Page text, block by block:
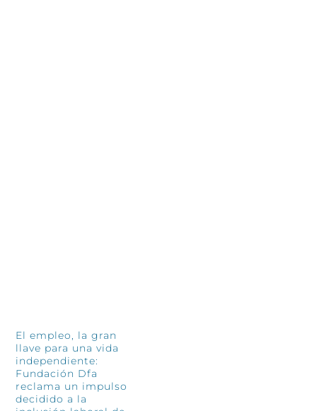
El empleo, la gran
llave para una vida
independiente:
Fundación Dfa
reclama un impulso
decidido a la